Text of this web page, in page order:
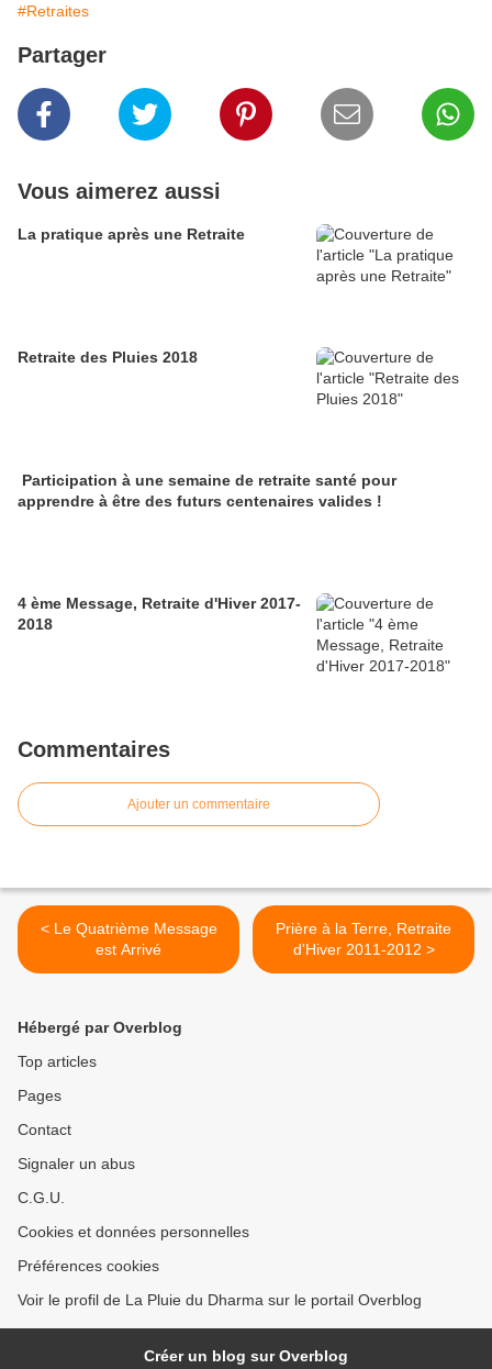
#Retraites
Partager
Vous aimerez aussi
La pratique après une Retraite
Retraite des Pluies 2018
Participation à une semaine de retraite santé pour
apprendre à être des futurs centenaires valides !
4 ème Message, Retraite d'Hiver 2017-
2018
Commentaires
Ajouter un commentaire
< Le Quatrième Message
est Arrivé
Prière à la Terre, Retraite
d'Hiver 2011-2012 >
Hébergé par Overblog
Top articles
Pages
Contact
Signaler un abus
C.G.U.
Cookies et données personnelles
Préférences cookies
Voir le profil de La Pluie du Dharma sur le portail Overblog
Créer un blog sur Overblog